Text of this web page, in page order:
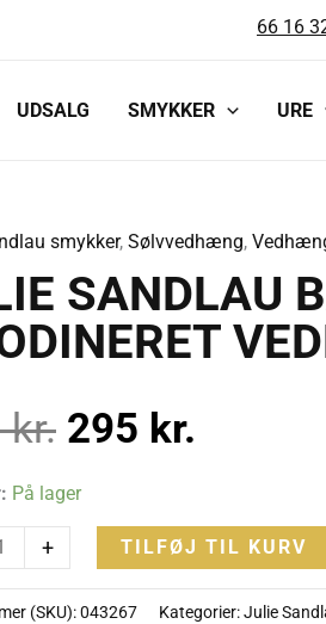
66 16
UDSALG SMYKKER URE
smykker, Sølvvedhæng,
SANDLAU
kr.
Den
oprindelige
pris
var:
850 kr..
295 kr.
Den
295
På lager
+ TILFØJ TIL KURV
(SKU):043267 Kategorier:Julie